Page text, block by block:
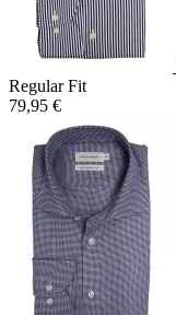
Regular Fit
79,95 €